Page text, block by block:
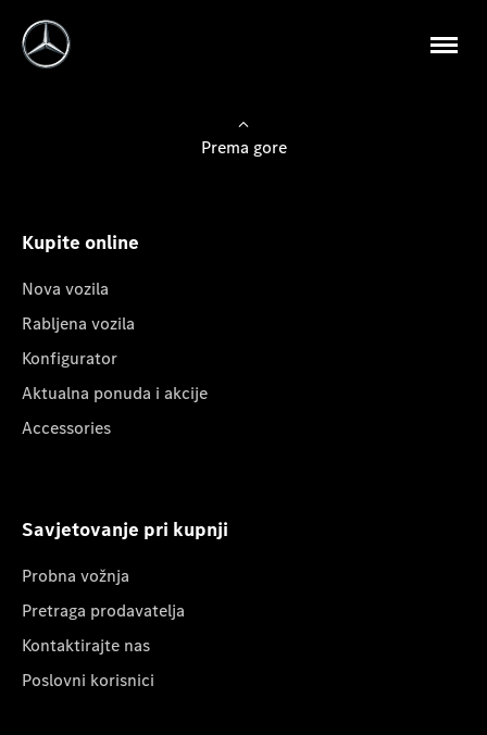
Prema gore
Kupite online
Nova vozila
Rabljena vozila
Konfigurator
Aktualna ponuda i akcije
Accessories
Savjetovanje pri kupnji
Probna vožnja
Pretraga prodavatelja
Kontaktirajte nas
Poslovni korisnici